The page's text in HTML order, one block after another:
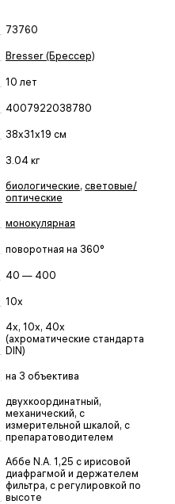
73760
Bresser (Брессер)
10 лет
4007922038780
38x31x19 см
3.04 кг
биологические, световые/
оптические
монокулярная
поворотная на 360°
40 — 400
10x
4x, 10x, 40x
(ахроматические стандарта
DIN)
на 3 объектива
двухкоординатный,
механический, с
измерительной шкалой, с
препаратоводителем
Аббе N.A. 1,25 с ирисовой
диафрагмой и держателем
фильтра, с регулировкой по
высоте